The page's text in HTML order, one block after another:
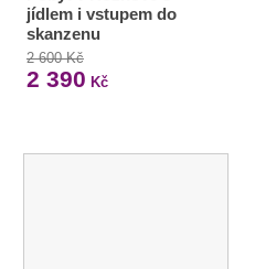
jídlem i vstupem do
skanzenu
2 600 Kč
2 390 Kč